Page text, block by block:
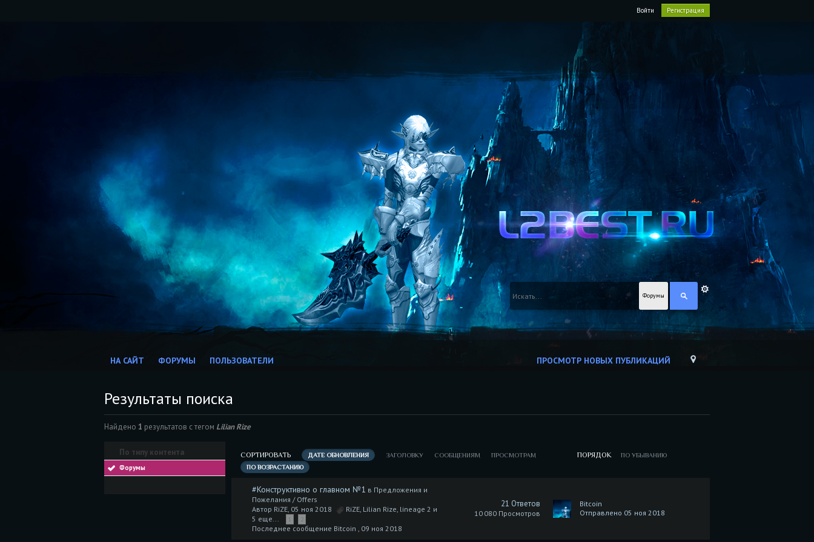
Войти Регистрация
Форумы
ПРОСМОТР НОВЫХ ПУБЛИКАЦИЙ
НА САЙТ ФОРУМЫ ПОЛЬЗОВАТЕЛИ
Результаты поиска
Найдено 1 результатов с тегом Lilian Rize
По типу контента
Форумы
СОРТИРОВАТЬ ДАТЕ ОБНОВЛЕНИЯ ЗАГОЛОВКУ СООБЩЕНИЯМ ПРОСМОТРАМ ПОРЯДОК
ПО УБЫВАНИЮ
ПО ВОЗРАСТАНИЮ
#Конструктивно о главном №1 в Предложения и
Пожелания / Offers
Автор RiZE, 05 ноя 2018
RiZE, Lilian Rize, lineage 2 и
5 еще...
1 2
Последнее сообщение Bitcoin , 09 ноя 2018
21 Ответов
10 080 Просмотров
Bitcoin
Отправлено 05 ноя 2018